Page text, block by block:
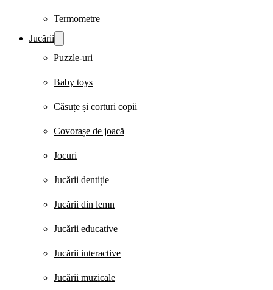
Termometre
Jucării
Puzzle-uri
Baby toys
Căsuțe și corturi copii
Covorașe de joacă
Jocuri
Jucării dentiție
Jucării din lemn
Jucării educative
Jucării interactive
Jucării muzicale